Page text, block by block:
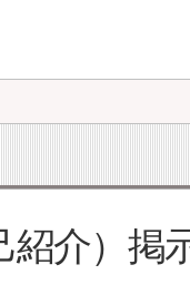
紹介）掲